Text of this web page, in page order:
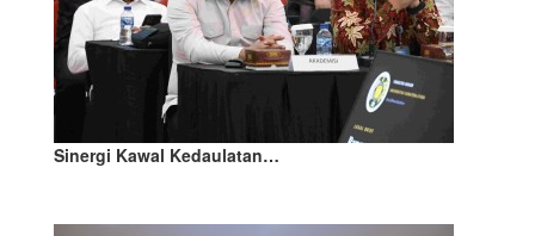
Sinergi Kawal Kedaulatan…